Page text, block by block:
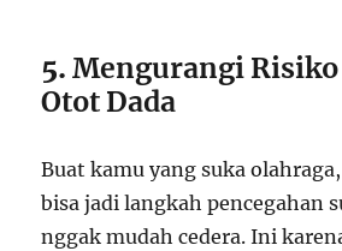
5.Mengurangi Risiko
Otot Dada
Buat kamu yang suka
bisa jadi langkah pencegahan
nggak mudah cedera. Ini